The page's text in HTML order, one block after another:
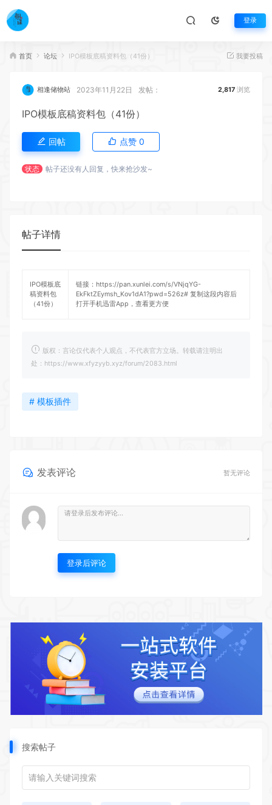
登录
首页 论坛 IPO模板底稿资料包（41份） 我要投稿
相逢储物站 2023年11月22日 发帖： 2,817 浏览
IPO模板底稿资料包（41份）
回帖 点赞 0
状态 帖子还没有人回复，快来抢沙发~
帖子详情
IPO模板底
稿资料包
（41份）
链接： https://pan.xunlei.com/s/VNjqYG-
EkFktZEymsh_Kov1dA1?pwd=526z# 复制这段内容后
打开手机迅雷App，查看更方便
版权：言论仅代表个人观点，不代表官方立场。转载请注明出
处：https://www.xfyzyyb.xyz/forum/2083.html
# 模板插件
发表评论 暂无评论
登录后评论
搜索帖子